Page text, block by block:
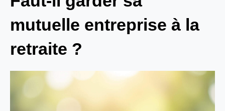
mutuelle entreprise à la
retraite ?